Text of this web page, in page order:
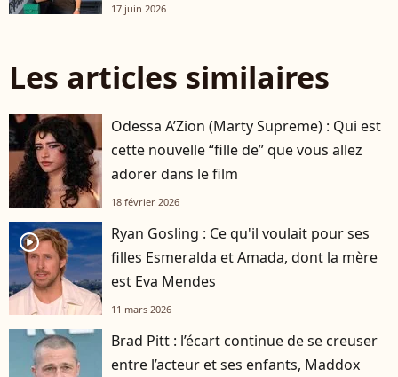
17 juin 2026
Les articles similaires
Odessa A’Zion (Marty Supreme) : Qui est
cette nouvelle “fille de” que vous allez
adorer dans le film
18 février 2026
player2
Ryan Gosling : Ce qu'il voulait pour ses
filles Esmeralda et Amada, dont la mère
est Eva Mendes
11 mars 2026
Brad Pitt : l’écart continue de se creuser
entre l’acteur et ses enfants, Maddox